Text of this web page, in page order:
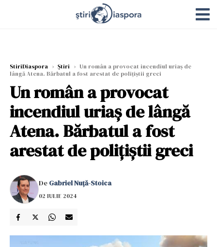
StiriDiaspora › Știri › Un român a provocat incendiul uriaș de
lângă Atena. Bărbatul a fost arestat de polițiștii greci
Un român a provocat
incendiul uriaș de lângă
Atena. Bărbatul a fost
arestat de polițiștii greci
De Gabriel Nuță-Stoica
02 IULIE 2024